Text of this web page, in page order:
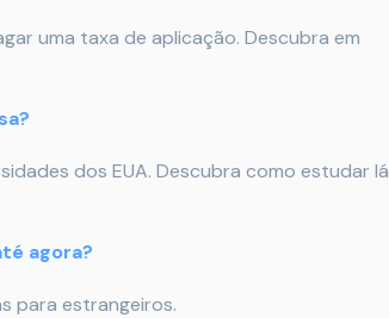
uma taxa de aplicação. Descubra em
dos EUA. Descubra como estudar lá
agora?
para estrangeiros.